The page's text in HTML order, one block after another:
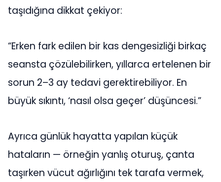
taşıdığına dikkat çekiyor:
“Erken fark edilen bir kas dengesizliği birkaç
seansta çözülebilirken, yıllarca ertelenen bir
sorun 2–3 ay tedavi gerektirebiliyor. En
büyük sıkıntı, ‘nasıl olsa geçer’ düşüncesi.”
Ayrıca günlük hayatta yapılan küçük
hataların — örneğin yanlış oturuş, çanta
taşırken vücut ağırlığını tek tarafa vermek,